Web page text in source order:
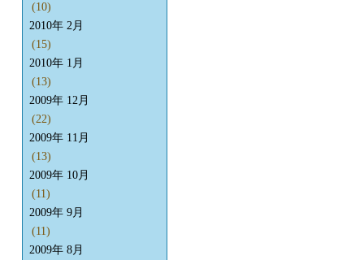
(10)
2010年 2月
(15)
2010年 1月
(13)
2009年 12月
(22)
2009年 11月
(13)
2009年 10月
(11)
2009年 9月
(11)
2009年 8月